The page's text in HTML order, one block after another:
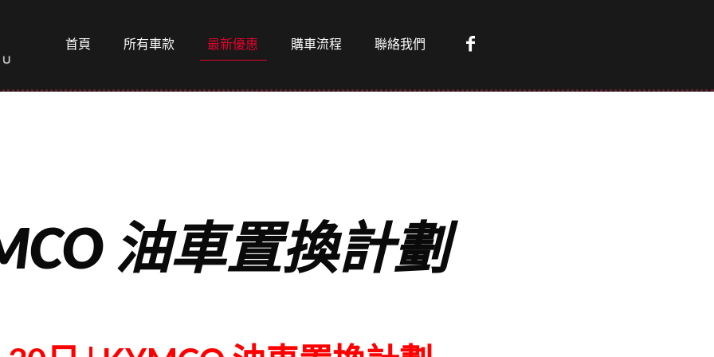
首頁 所有車款 最新優惠 購車流程 聯絡我們
油車置換計劃